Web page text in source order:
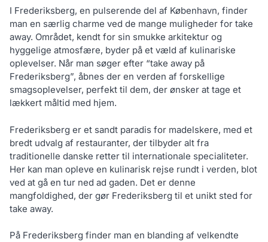
I Frederiksberg, en pulserende del af København, finder
man en særlig charme ved de mange muligheder for take
away. Området, kendt for sin smukke arkitektur og
hyggelige atmosfære, byder på et væld af kulinariske
oplevelser. Når man søger efter “take away på
Frederiksberg”, åbnes der en verden af forskellige
smagsoplevelser, perfekt til dem, der ønsker at tage et
lækkert måltid med hjem.
Frederiksberg er et sandt paradis for madelskere, med et
bredt udvalg af restauranter, der tilbyder alt fra
traditionelle danske retter til internationale specialiteter.
Her kan man opleve en kulinarisk rejse rundt i verden, blot
ved at gå en tur ned ad gaden. Det er denne
mangfoldighed, der gør Frederiksberg til et unikt sted for
take away.
På Frederiksberg finder man en blanding af velkendte